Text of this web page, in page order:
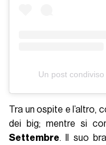
Un post
Tra un ospite e l’altro,
dei big; mentre si
Settembre. Il suo